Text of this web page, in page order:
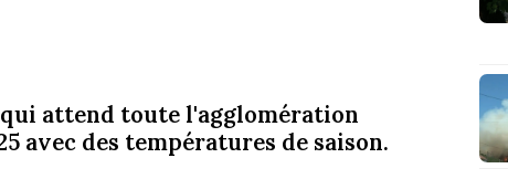
attend toute l'agglomération
avec des températures de saison.